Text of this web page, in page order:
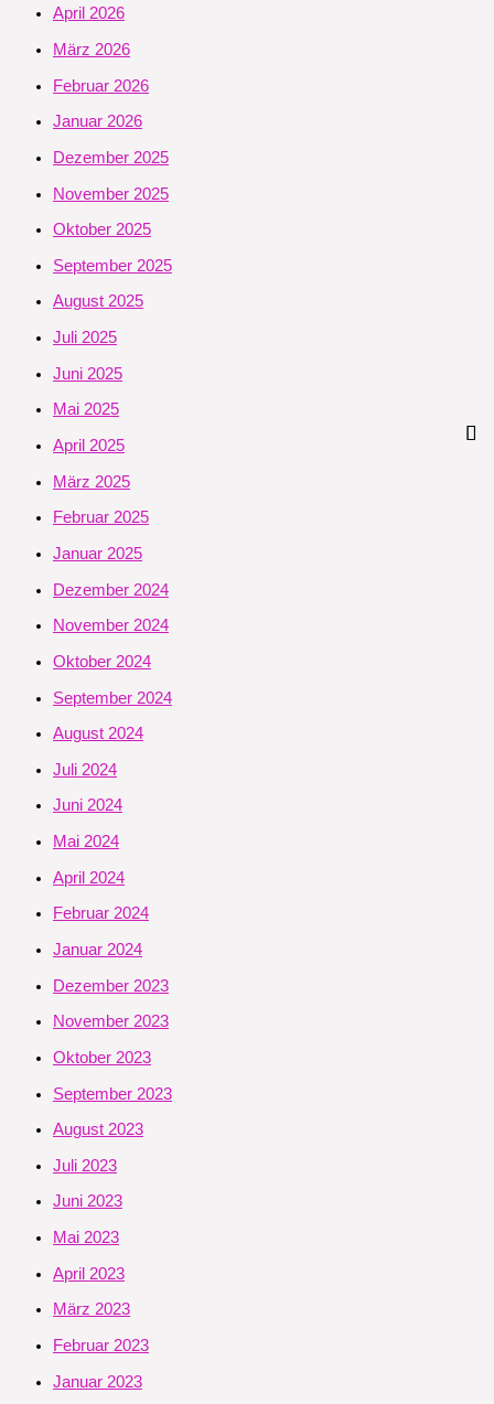
April 2026
März 2026
Februar 2026
Januar 2026
Dezember 2025
November 2025
Oktober 2025
September 2025
August 2025
Juli 2025
Juni 2025
Mai 2025
April 2025
März 2025
Februar 2025
Januar 2025
Dezember 2024
November 2024
Oktober 2024
September 2024
August 2024
Juli 2024
Juni 2024
Mai 2024
April 2024
Februar 2024
Januar 2024
Dezember 2023
November 2023
Oktober 2023
September 2023
August 2023
Juli 2023
Juni 2023
Mai 2023
April 2023
März 2023
Februar 2023
Januar 2023